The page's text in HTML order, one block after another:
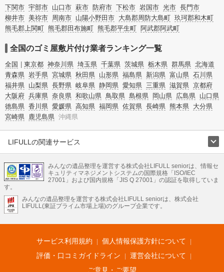
しまう、精神的なストレスなど様々な原因があります。
またお役立ち情報も豊富なので、部屋を埋めつくす大量のゴミを自力で片付ける
方法についてもチェックしてみてください。
下関市 宇部市 山口市 萩市 防府市 下松市 岩国市 光市 長門市
柳井市 美祢市 周南市 山陽小野田市 大島郡周防大島町 玖珂郡和木町
熊毛郡上関町 熊毛郡田布施町 熊毛郡平生町 阿武郡阿武町
全国のゴミ屋敷片付け業者ランキング一覧
全国 東京都 神奈川県 埼玉県 千葉県 茨城県 栃木県 群馬県 北海道
青森県 岩手県 宮城県 秋田県 山形県 福島県 新潟県 富山県 石川県
福井県 山梨県 長野県 岐阜県 静岡県 愛知県 三重県 滋賀県 京都府
大阪府 兵庫県 奈良県 和歌山県 鳥取県 島根県 岡山県 広島県 山口県
徳島県 香川県 愛媛県 高知県 福岡県 佐賀県 長崎県 熊本県 大分県
宮崎県 鹿児島県 沖縄県
LIFULLの関連サービス
不動産・住宅
引越し 老人ホーム 地方創生 ママの就労支援
不動産クラウドファンディング 遺品整理 老後の暮らし情報
LIFULL HOME'Sのサービス
不動産・住宅
不動産査定 マンション専門売却査定 不動産投資 アドバイザー
不動産アーカイブ
空き家バンク 家賃相場 不動産会社
まちむすび
不動産用語集 住まいのお役立ち情報
LIFULL HOME'S PRESS
アプリ 不動産データ 不動産転職
みんなの遺品整理を運営する株式会社LIFULL seniorは、情報セ
キュリティマネジメントシステムの国際規格「ISO/IEC
27001」および国内規格「JIS Q 27001」の認証を取得していま
す。
みんなの遺品整理を運営する株式会社LIFULL seniorは、株式会社
LIFULL(東証プライム市場上場)のグループ企業です。
サービス利用規約
個人情報保護方針について
評価・口コミガイドライン
運営会社について
ご意見・ご要望